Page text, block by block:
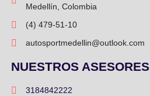
Medellín, Colombia
(4) 479-51-10
autosportmedellin@outlook.com
NUESTROS ASESORES
3184842222